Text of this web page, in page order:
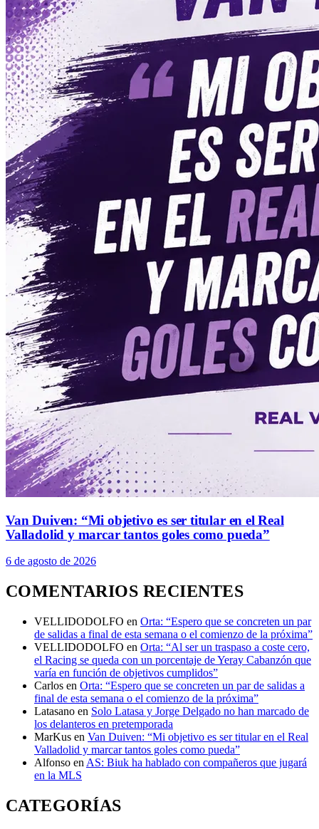
Van Duiven: “Mi objetivo es ser titular en el Real
Valladolid y marcar tantos goles como pueda”
6 de agosto de 2026
COMENTARIOS RECIENTES
VELLIDODOLFO en Orta: “Espero que se concreten un par
de salidas a final de esta semana o el comienzo de la próxima”
VELLIDODOLFO en Orta: “Al ser un traspaso a coste cero,
el Racing se queda con un porcentaje de Yeray Cabanzón que
varía en función de objetivos cumplidos”
Carlos en Orta: “Espero que se concreten un par de salidas a
final de esta semana o el comienzo de la próxima”
Latasano en Solo Latasa y Jorge Delgado no han marcado de
los delanteros en pretemporada
MarKus en Van Duiven: “Mi objetivo es ser titular en el Real
Valladolid y marcar tantos goles como pueda”
Alfonso en AS: Biuk ha hablado con compañeros que jugará
en la MLS
CATEGORÍAS